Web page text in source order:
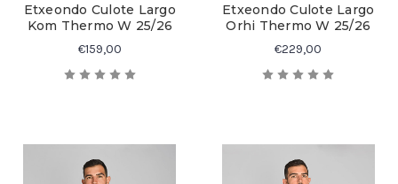
Etxeondo Culote Largo
Kom Thermo W 25/26
€159,00
Etxeondo Culote Largo
Orhi Thermo W 25/26
€229,00